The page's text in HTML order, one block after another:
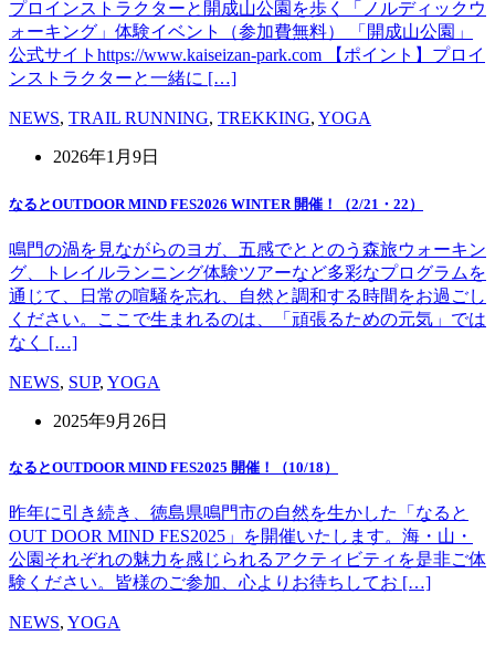
プロインストラクターと開成山公園を歩く「ノルディックウ
ォーキング」体験イベント（参加費無料） 「開成山公園」
公式サイトhttps://www.kaiseizan-park.com 【ポイント】プロイ
ンストラクターと一緒に […]
NEWS, TRAIL RUNNING, TREKKING, YOGA
2026年1月9日
なるとOUTDOOR MIND FES2026 WINTER 開催！（2/21・22）
鳴門の渦を見ながらのヨガ、五感でととのう森旅ウォーキン
グ、トレイルランニング体験ツアーなど多彩なプログラムを
通じて、日常の喧騒を忘れ、自然と調和する時間をお過ごし
ください。ここで生まれるのは、「頑張るための元気」では
なく […]
NEWS, SUP, YOGA
2025年9月26日
なるとOUTDOOR MIND FES2025 開催！（10/18）
昨年に引き続き、徳島県鳴門市の自然を生かした「なると
OUT DOOR MIND FES2025」を開催いたします。海・山・
公園それぞれの魅力を感じられるアクティビティを是非ご体
験ください。皆様のご参加、心よりお待ちしてお […]
NEWS, YOGA